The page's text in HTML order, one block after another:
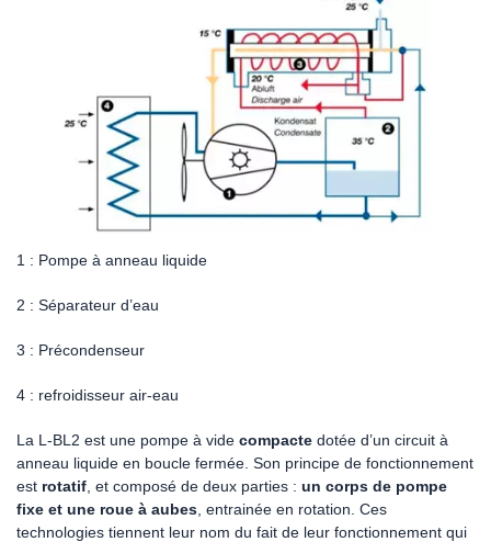
1 : Pompe à anneau liquide
2 : Séparateur d’eau
3 : Précondenseur
4 : refroidisseur air-eau
La L-BL2 est une pompe à vide compacte dotée d’un circuit à
anneau liquide en boucle fermée. Son principe de fonctionnement
est rotatif , et composé de deux parties : un corps de pompe
fixe et une roue à aubes , entrainée en rotation. Ces
technologies tiennent leur nom du fait de leur fonctionnement qui